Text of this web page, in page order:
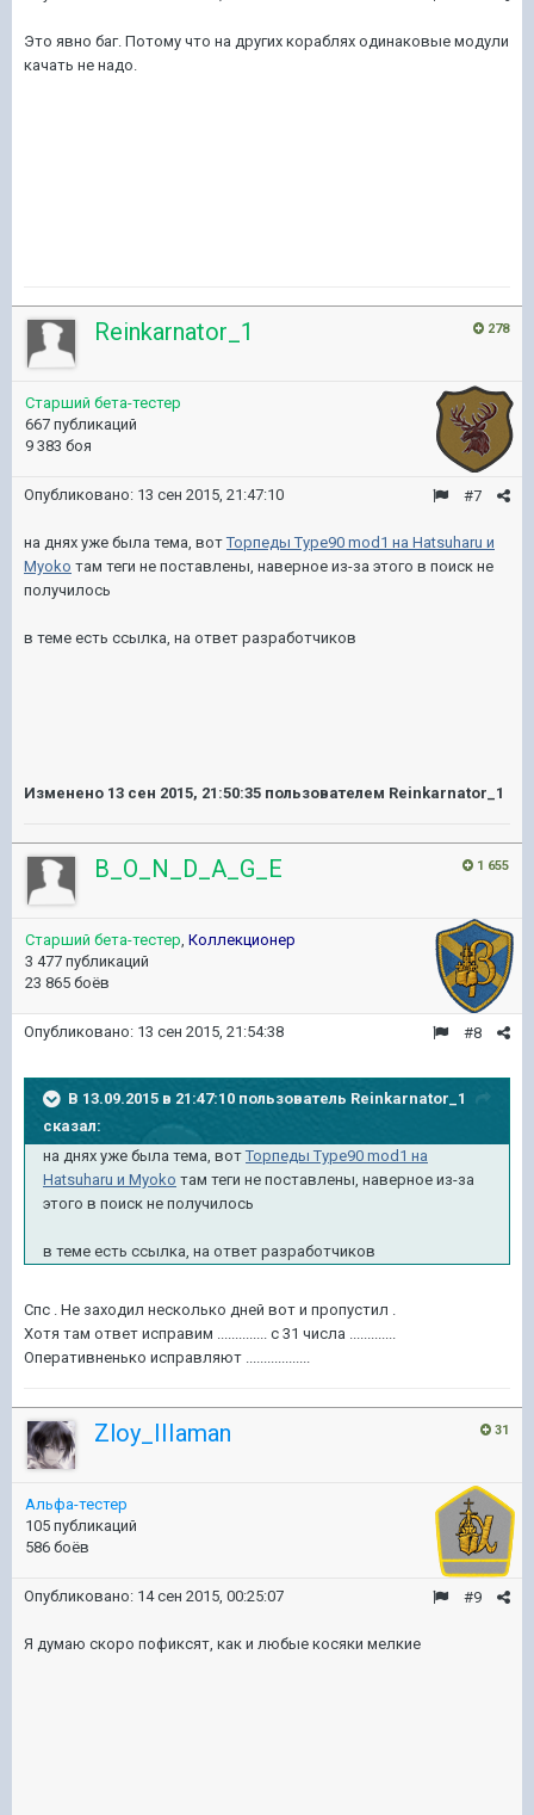
Это явно баг. Потому что на других кораблях одинаковые модули
качать не надо.
278
Reinkarnator_1
Старший бета-тестер
667 публикаций
9 383 боя
#7
Опубликовано: 13 сен 2015, 21:47:10
на днях уже была тема, вотТорпеды Type90 mod1 на Hatsuharu и
Myoko там теги не поставлены, наверное из-за этого в поиск не
получилось
в теме есть ссылка, на ответ разработчиков
Изменено 13 сен 2015, 21:50:35 пользователем Reinkarnator_1
1 655
B_O_N_D_A_G_E
Старший бета-тестер, Коллекционер
3 477 публикаций
23 865 боёв
#8
Опубликовано: 13 сен 2015, 21:54:38
В 13.09.2015 в 21:47:10 пользователь Reinkarnator_1
сказал:
на днях уже была тема, вот Торпеды Type90 mod1 на
Hatsuharu и Myoko там теги не поставлены, наверное из-за
этого в поиск не получилось
в теме есть ссылка, на ответ разработчиков
Спс . Не заходил несколько дней вот и пропустил .
Хотя там ответ исправим .............. с 31 числа .............
Оперативненько исправляют ..................
31
Zloy_IIIaman
Альфа-тестер
105 публикаций
586 боёв
#9
Опубликовано: 14 сен 2015, 00:25:07
Я думаю скоро пофиксят, как и любые косяки мелкие